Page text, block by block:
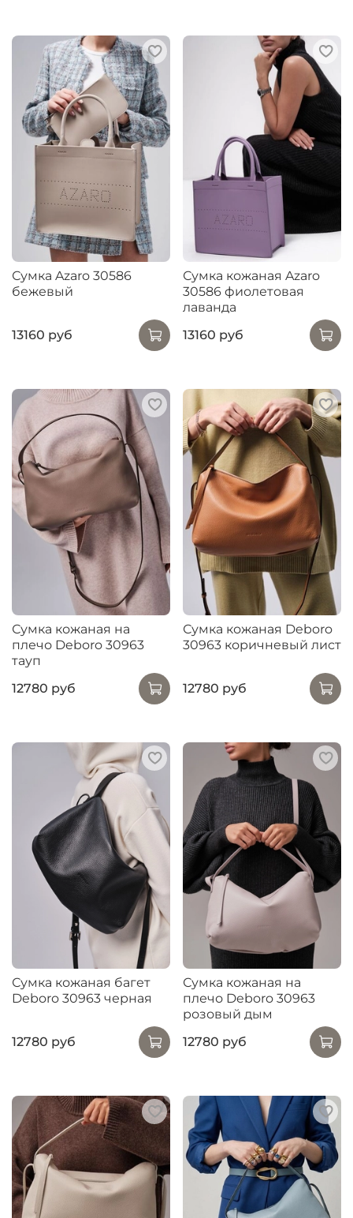
Сумка Azaro 30586
бежевый
13160 руб
Сумка кожаная Azaro
30586 фиолетовая
лаванда
13160 руб
Сумка кожаная на
плечо Deboro 30963
тауп
12780 руб
Сумка кожаная Deboro
30963 коричневый лист
12780 руб
Сумка кожаная багет
Deboro 30963 черная
12780 руб
Сумка кожаная на
плечо Deboro 30963
розовый дым
12780 руб